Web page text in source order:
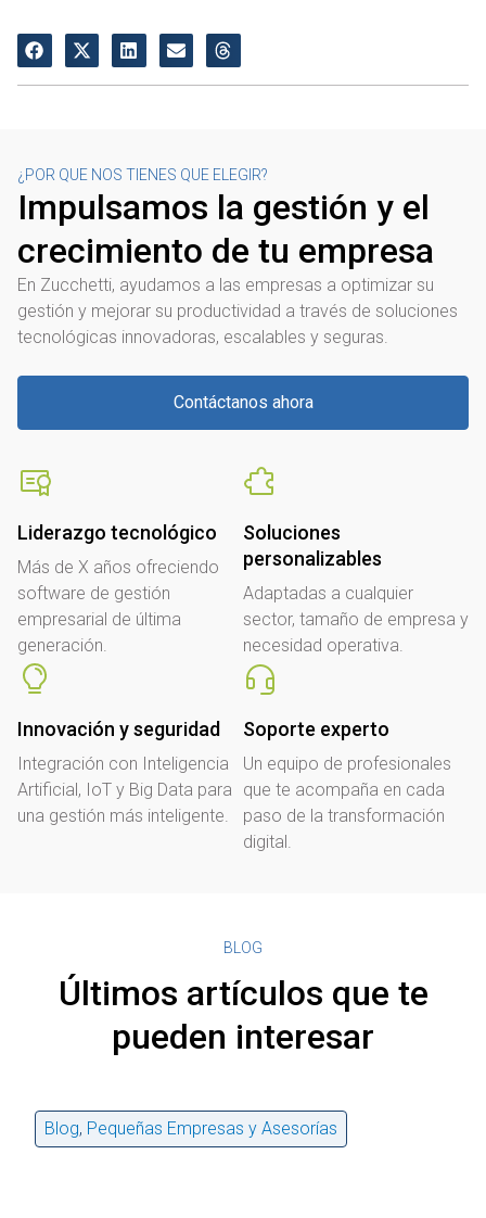
¿POR QUE NOS TIENES QUE ELEGIR?
Impulsamos la gestión y el
crecimiento de tu empresa
En Zucchetti, ayudamos a las empresas a optimizar su
gestión y mejorar su productividad a través de soluciones
tecnológicas innovadoras, escalables y seguras.
Contáctanos ahora
Liderazgo tecnológico
Más de X años ofreciendo
software de gestión
empresarial de última
generación.
Soluciones
personalizables
Adaptadas a cualquier
sector, tamaño de empresa y
necesidad operativa.
Innovación y seguridad
Integración con Inteligencia
Artificial, IoT y Big Data para
una gestión más inteligente.
Soporte experto
Un equipo de profesionales
que te acompaña en cada
paso de la transformación
digital.
BLOG
Últimos artículos que te
pueden interesar
Blog, Pequeñas Empresas y Asesorías